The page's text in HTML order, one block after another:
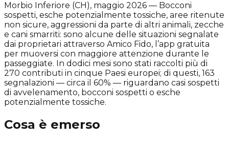
Morbio Inferiore (CH), maggio 2026 — Bocconi
sospetti, esche potenzialmente tossiche, aree ritenute
non sicure, aggressioni da parte di altri animali, zecche
e cani smarriti: sono alcune delle situazioni segnalate
dai proprietari attraverso Amico Fido, l’app gratuita
per muoversi con maggiore attenzione durante le
passeggiate. In dodici mesi sono stati raccolti più di
270 contributi in cinque Paesi europei; di questi, 163
segnalazioni — circa il 60% — riguardano casi sospetti
di avvelenamento, bocconi sospetti o esche
potenzialmente tossiche.
Cosa è emerso